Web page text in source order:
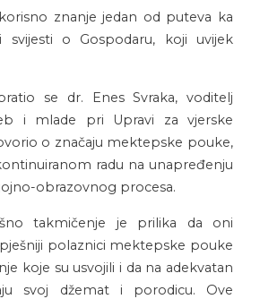
znanje jedan od puteva ka
svijesti o Gospodaru, koji uvijek
se dr. Enes Svraka, voditelj
i mlade pri Upravi za vjerske
o značaju mektepske pouke,
radu na unapređenju
obrazovnog procesa.
takmičenje je prilika da oni
polaznici mektepske pouke
koje su usvojili i da na adekvatan
svoj džemat i porodicu. Ove